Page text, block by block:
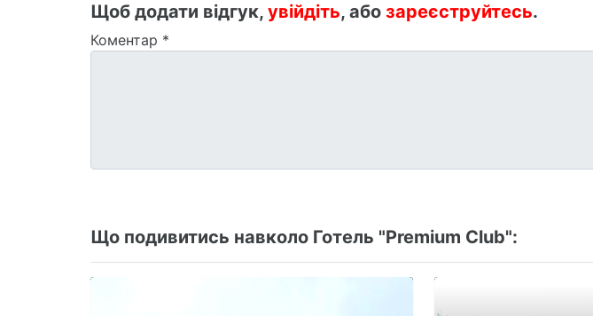
Щоб додати відгук, увійдіть, або зареєструйтесь.
Коментар *
Що подивитись навколо Готель "Premium Club":